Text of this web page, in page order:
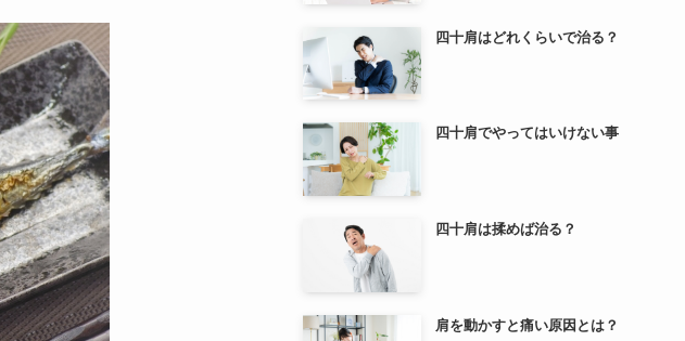
四十肩はどれくらいで治る？
四十肩でやってはいけない事
四十肩は揉めば治る？
肩を動かすと痛い原因とは？